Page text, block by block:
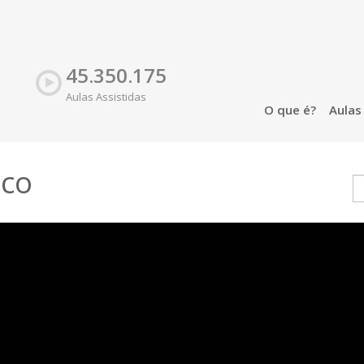
45.350.175
Aulas Assistidas
O que é? Aulas